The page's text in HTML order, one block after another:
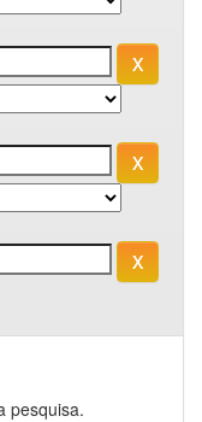
pesquisa.